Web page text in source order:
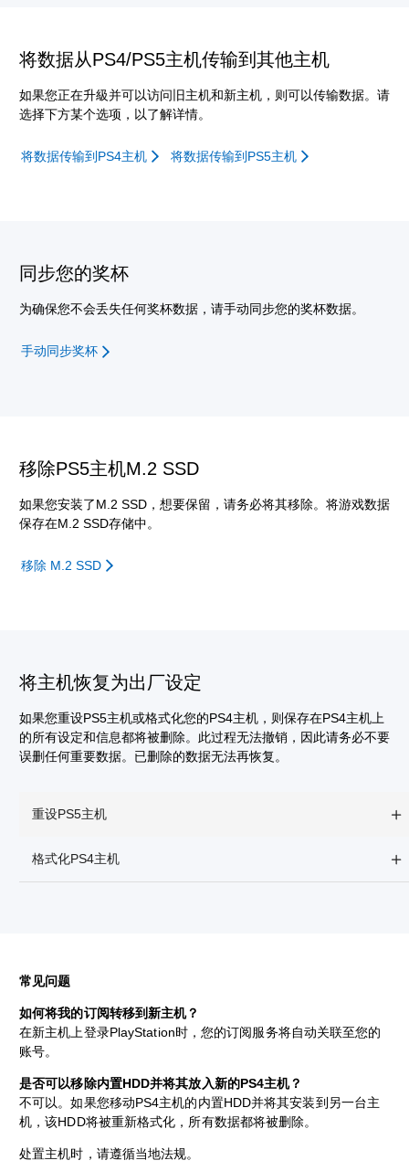
将数据从PS4/PS5主机传输到其他主机
如果您正在升級并可以访问旧主机和新主机，则可以传输数据。请
选择下方某个选项，以了解详情。
将数据传输到PS4主机 将数据传输到PS5主机
同步您的奖杯
为确保您不会丢失任何奖杯数据，请手动同步您的奖杯数据。
手动同步奖杯
移除PS5主机M.2 SSD
如果您安装了M.2 SSD，想要保留，请务必将其移除。将游戏数据
保存在M.2 SSD存储中。
移除 M.2 SSD
将主机恢复为出厂设定
如果您重设PS5主机或格式化您的PS4主机，则保存在PS4主机上
的所有设定和信息都将被删除。此过程无法撤销，因此请务必不要
误删任何重要数据。已删除的数据无法再恢复。
重设PS5主机
格式化PS4主机
常见问题
如何将我的订阅转移到新主机？
在新主机上登录PlayStation时，您的订阅服务将自动关联至您的
账号。
是否可以移除内置HDD并将其放入新的PS4主机？
不可以。如果您移动PS4主机的内置HDD并将其安装到另一台主
机，该HDD将被重新格式化，所有数据都将被删除。
处置主机时，请遵循当地法规。